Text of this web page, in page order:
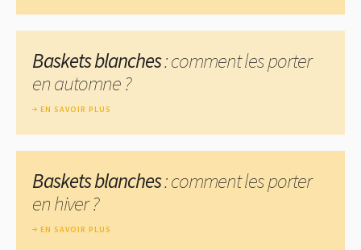
Baskets blanches: comment les porter
en automne ?
EN SAVOIR PLUS
Baskets blanches: comment les porter
en hiver ?
EN SAVOIR PLUS